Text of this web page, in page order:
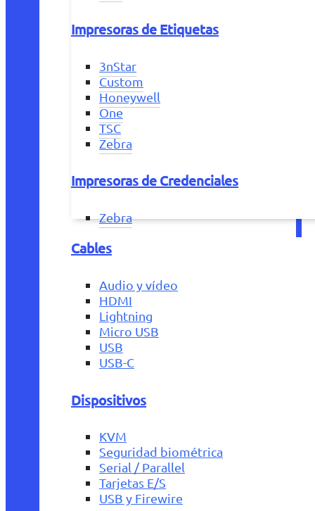
Impresoras de Etiquetas
3nStar
Custom
Honeywell
One
TSC
Zebra
Impresoras de Credenciales
Zebra
Cables
Audio y vídeo
HDMI
Lightning
Micro USB
USB
USB-C
Dispositivos
KVM
Seguridad biométrica
Serial / Parallel
Tarjetas E/S
USB y Firewire